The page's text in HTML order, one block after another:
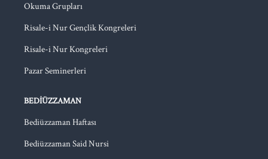
Okuma Grupları
Risale-i Nur Gençlik Kongreleri
Risale-i Nur Kongreleri
Pazar Seminerleri
BEDIÜZZAMAN
Bediüzzaman Haftası
Bediüzzaman Said Nursi